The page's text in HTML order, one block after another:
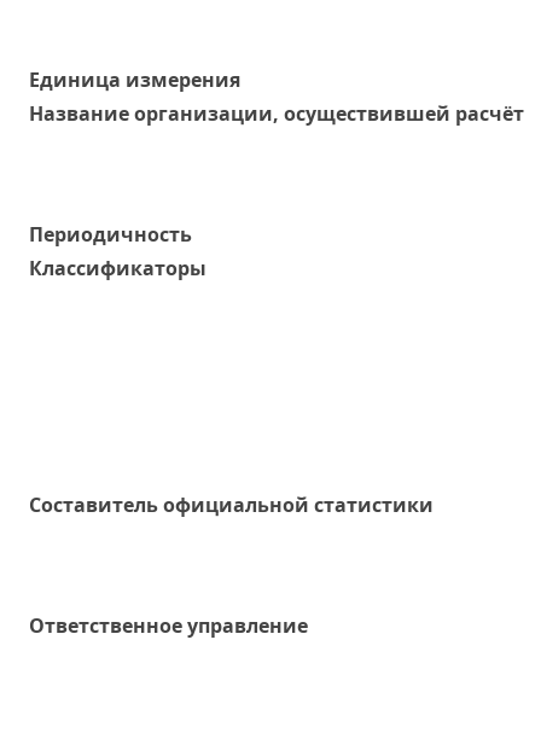
Единица измерения
Название организации, осуществившей расчёт
Периодичность
Классификаторы
Составитель официальной статистики
Ответственное управление